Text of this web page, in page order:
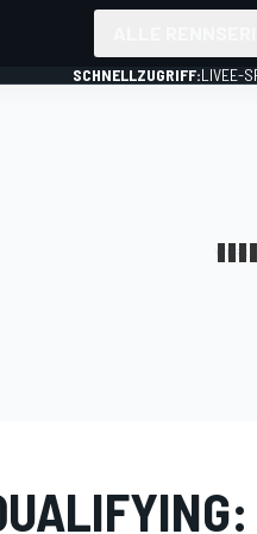
SCHNELLZUGRIFF:LIVEE-